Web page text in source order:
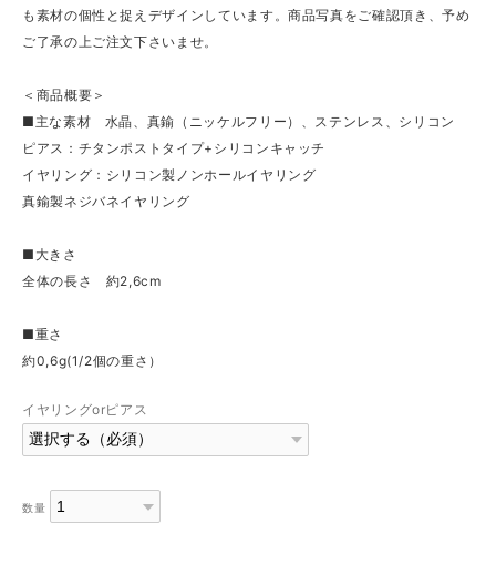
も素材の個性と捉えデザインしています。商品写真をご確認頂き、予め
ご了承の上ご注文下さいませ。
＜商品概要＞
■主な素材 水晶、真鍮（ニッケルフリー）、ステンレス、シリコン
ピアス：チタンポストタイプ+シリコンキャッチ
イヤリング：シリコン製ノンホールイヤリング
真鍮製ネジバネイヤリング
■大きさ
全体の長さ 約2,6cm
■重さ
約0,6g(1/2個の重さ）
イヤリングorピアス
数量